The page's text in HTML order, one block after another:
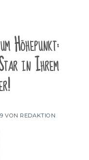
Höhepunkt:
in Ihrem
VON REDAKTION